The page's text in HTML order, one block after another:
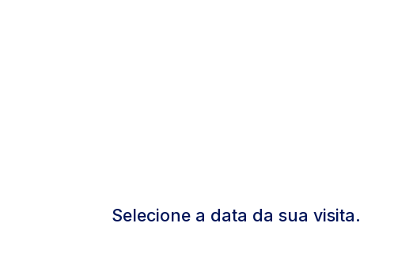
Selecione a data da sua visita.